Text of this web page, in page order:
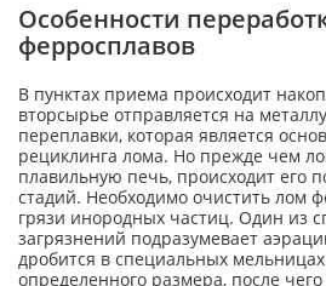
Особенности
ферросплавов
В пунктах приема происходит
вторсырье отправляется на
переплавки, которая является
рециклинга лома. Но прежде чем
плавильную печь, происходит его
стадий. Необходимо очистить лом
грязи инородных частиц. Один из
загрязнений подразумевает
дробится в специальных
определенного размера, после